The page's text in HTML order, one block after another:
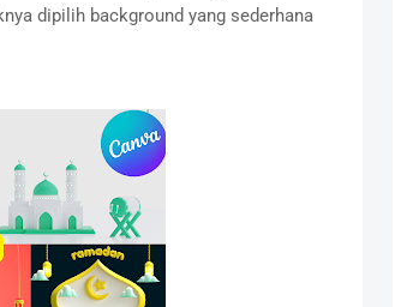
dipilih background yang sederhana